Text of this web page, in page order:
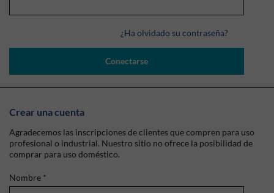
¿Ha olvidado su contraseña?
Conectarse
Crear una cuenta
Agradecemos las inscripciones de clientes que compren para uso
profesional o industrial. Nuestro sitio no ofrece la posibilidad de
comprar para uso doméstico.
Nombre *